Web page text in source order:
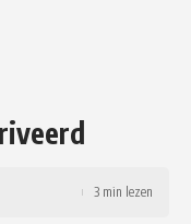
3 min lezen